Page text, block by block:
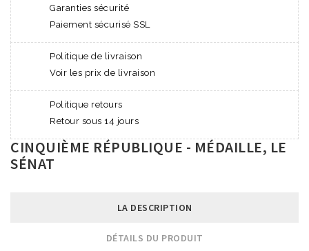
Garanties sécurité
Paiement sécurisé SSL
Politique de livraison
Voir les prix de livraison
Politique retours
Retour sous 14 jours
CINQUIÈME RÉPUBLIQUE - MÉDAILLE, LE
SÉNAT
LA DESCRIPTION
DÉTAILS DU PRODUIT